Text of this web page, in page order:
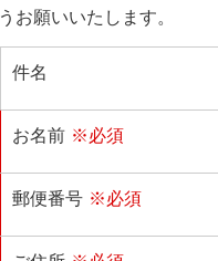
うお願いいたします。
件名
お名前 ※必須
郵便番号 ※必須